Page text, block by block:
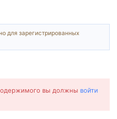
для зарегистрированных
вы должны войти